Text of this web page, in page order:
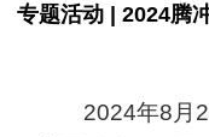
专题活动 | 2024腾
2024年8月